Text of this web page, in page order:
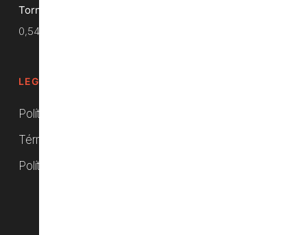
Tornillo SAE 1/2 x 40 - Calidad 10.9
0,54
LEGALES
Política de privacidad
Términos y condiciones
Política de cookies (UE)